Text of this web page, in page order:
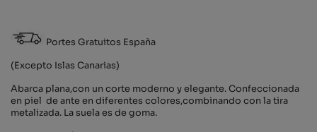
Portes Gratuitos España
(Excepto Islas Canarias)
Abarca plana,con un corte moderno y elegante. Confeccionada
en piel de ante en diferentes colores,combinando con la tira
metalizada. La suela es de goma.